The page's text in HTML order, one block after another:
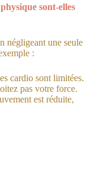
sont-elles
négligeant une seule
:
cardio sont limitées.
pas votre force.
est réduite,